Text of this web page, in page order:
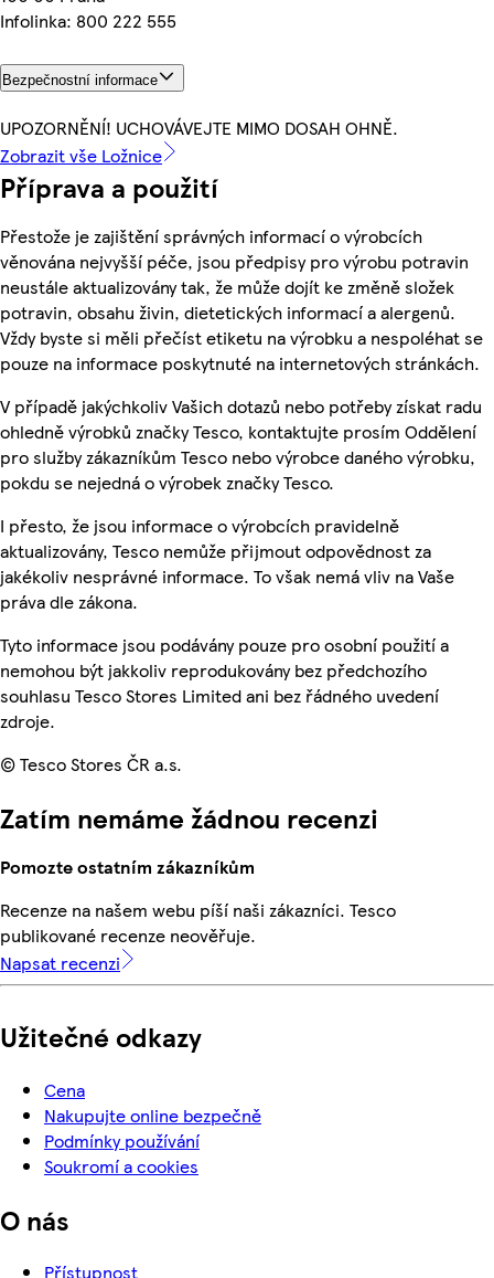
Infolinka: 800 222 555
Bezpečnostní informace
UPOZORNĚNÍ! UCHOVÁVEJTE MIMO DOSAH OHNĚ.
Zobrazit vše Ložnice
Příprava a použití
Přestože je zajištění správných informací o výrobcích
věnována nejvyšší péče, jsou předpisy pro výrobu potravin
neustále aktualizovány tak, že může dojít ke změně složek
potravin, obsahu živin, dietetických informací a alergenů.
Vždy byste si měli přečíst etiketu na výrobku a nespoléhat se
pouze na informace poskytnuté na internetových stránkách.
V případě jakýchkoliv Vašich dotazů nebo potřeby získat radu
ohledně výrobků značky Tesco, kontaktujte prosím Oddělení
pro služby zákazníkům Tesco nebo výrobce daného výrobku,
pokdu se nejedná o výrobek značky Tesco.
I přesto, že jsou informace o výrobcích pravidelně
aktualizovány, Tesco nemůže přijmout odpovědnost za
jakékoliv nesprávné informace. To však nemá vliv na Vaše
práva dle zákona.
Tyto informace jsou podávány pouze pro osobní použití a
nemohou být jakkoliv reprodukovány bez předchozího
souhlasu Tesco Stores Limited ani bez řádného uvedení
zdroje.
© Tesco Stores ČR a.s.
Zatím nemáme žádnou recenzi
Pomozte ostatním zákazníkům
Recenze na našem webu píší naši zákazníci. Tesco
publikované recenze neověřuje.
Napsat recenzi
Užitečné odkazy
Cena
Nakupujte online bezpečně
Podmínky používání
Soukromí a cookies
O nás
Přístupnost